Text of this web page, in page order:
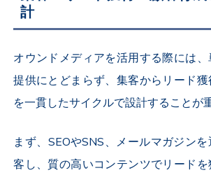
計
オウンドメディアを活用する際には
提供にとどまらず、集客からリード
を一貫したサイクルで設計することが
まず、SEOやSNS、メールマガジン
客し、質の高いコンテンツでリード